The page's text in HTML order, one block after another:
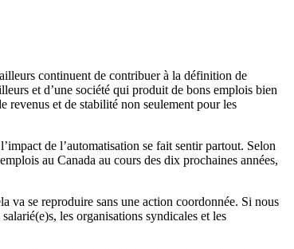
continuent de contribuer à la définition de
et d’une société qui produit de bons emplois bien
revenus et de stabilité non seulement pour les
de l’automatisation se fait sentir partout. Selon
au Canada au cours des dix prochaines années,
va se reproduire sans une action coordonnée. Si nous
les organisations syndicales et les